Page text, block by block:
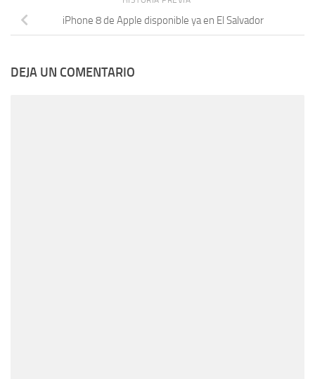
iPhone 8 de Apple disponible ya en El Salvador
DEJA UN COMENTARIO